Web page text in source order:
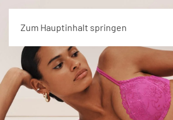
Zum Hauptinhalt springen